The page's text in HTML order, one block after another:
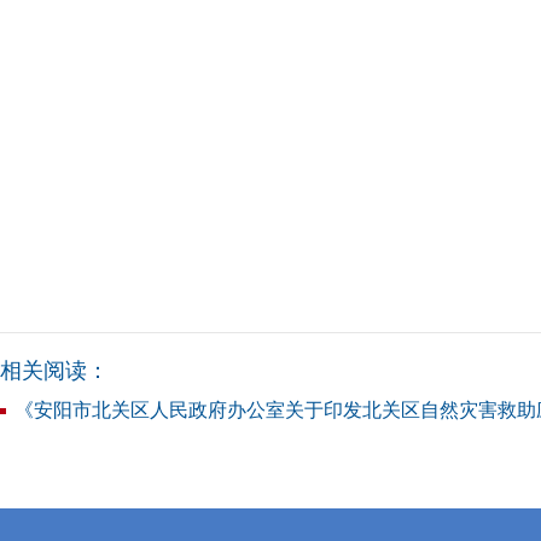
相关阅读：
《安阳市北关区人民政府办公室关于印发北关区自然灾害救